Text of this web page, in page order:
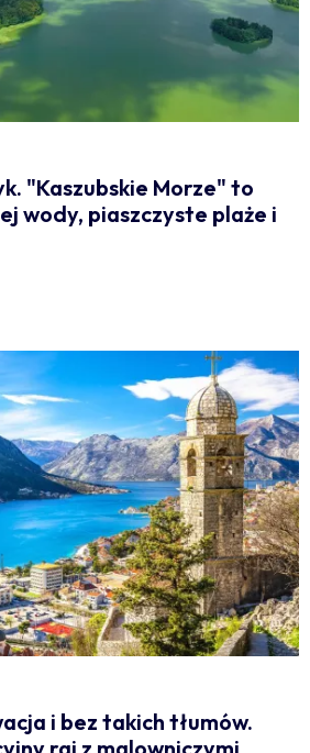
"Kaszubskie Morze" to
wody, piaszczyste plaże i
i bez takich tłumów.